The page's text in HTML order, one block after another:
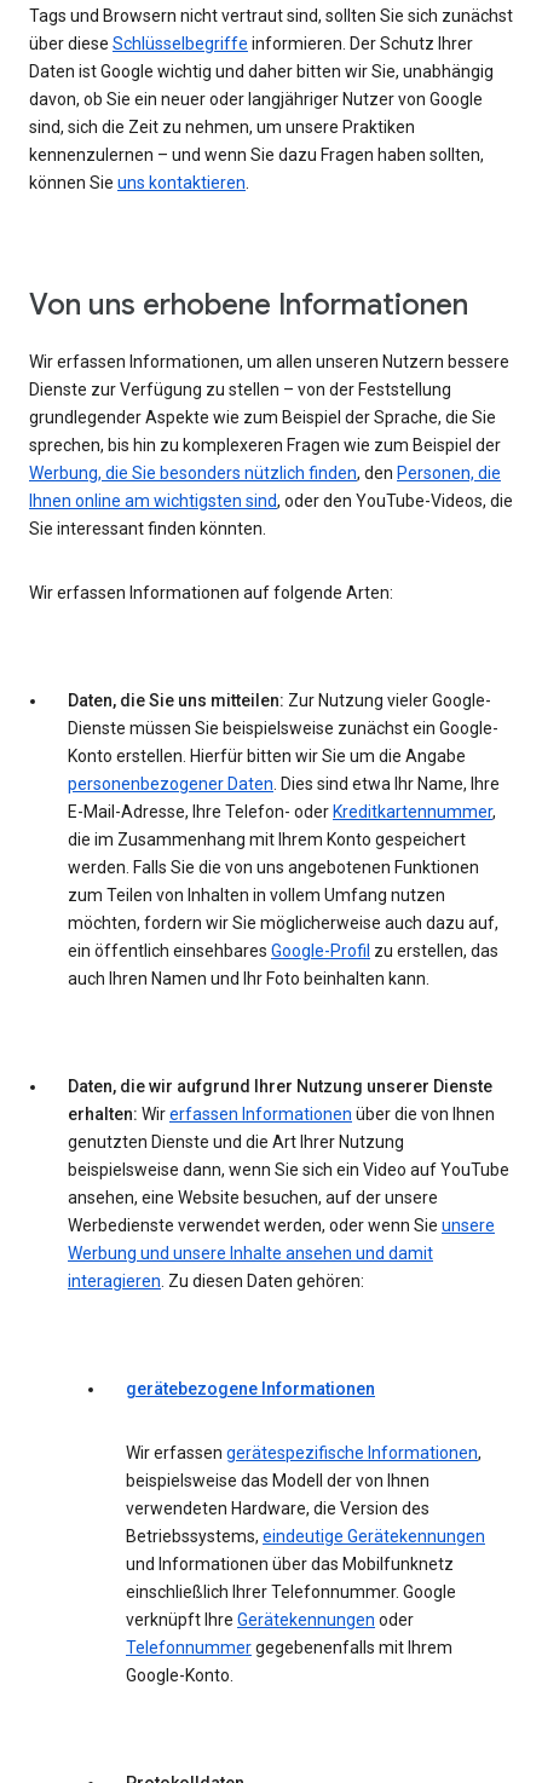
Tags und Browsern nicht vertraut sind, sollten Sie sich zunächst
über diese Schlüsselbegriffe informieren. Der Schutz Ihrer
Daten ist Google wichtig und daher bitten wir Sie, unabhängig
davon, ob Sie ein neuer oder langjähriger Nutzer von Google
sind, sich die Zeit zu nehmen, um unsere Praktiken
kennenzulernen – und wenn Sie dazu Fragen haben sollten,
können Sie uns kontaktieren.
Von uns erhobene Informationen
Wir erfassen Informationen, um allen unseren Nutzern bessere
Dienste zur Verfügung zu stellen – von der Feststellung
grundlegender Aspekte wie zum Beispiel der Sprache, die Sie
sprechen, bis hin zu komplexeren Fragen wie zum Beispiel der
Werbung, die Sie besonders nützlich finden, den Personen, die
Ihnen online am wichtigsten sind, oder den YouTube-Videos, die
Sie interessant finden könnten.
Wir erfassen Informationen auf folgende Arten:
Daten, die Sie uns mitteilen: Zur Nutzung vieler Google-
Dienste müssen Sie beispielsweise zunächst ein Google-
Konto erstellen. Hierfür bitten wir Sie um die Angabe
personenbezogener Daten. Dies sind etwa Ihr Name, Ihre
E-Mail-Adresse, Ihre Telefon- oder Kreditkartennummer,
die im Zusammenhang mit Ihrem Konto gespeichert
werden. Falls Sie die von uns angebotenen Funktionen
zum Teilen von Inhalten in vollem Umfang nutzen
möchten, fordern wir Sie möglicherweise auch dazu auf,
ein öffentlich einsehbares Google-Profil zu erstellen, das
auch Ihren Namen und Ihr Foto beinhalten kann.
Daten, die wir aufgrund Ihrer Nutzung unserer Dienste
erhalten: Wirerfassen Informationen über die von Ihnen
genutzten Dienste und die Art Ihrer Nutzung
beispielsweise dann, wenn Sie sich ein Video auf YouTube
ansehen, eine Website besuchen, auf der unsere
Werbedienste verwendet werden, oder wenn Sie unsere
Werbung und unsere Inhalte ansehen und damit
interagieren. Zu diesen Daten gehören:
gerätebezogene Informationen
Wir erfassen gerätespezifische Informationen,
beispielsweise das Modell der von Ihnen
verwendeten Hardware, die Version des
Betriebssystems, eindeutige Gerätekennungen
und Informationen über das Mobilfunknetz
einschließlich Ihrer Telefonnummer. Google
verknüpft Ihre Gerätekennungen oder
Telefonnummergegebenenfalls mit Ihrem
Google-Konto.